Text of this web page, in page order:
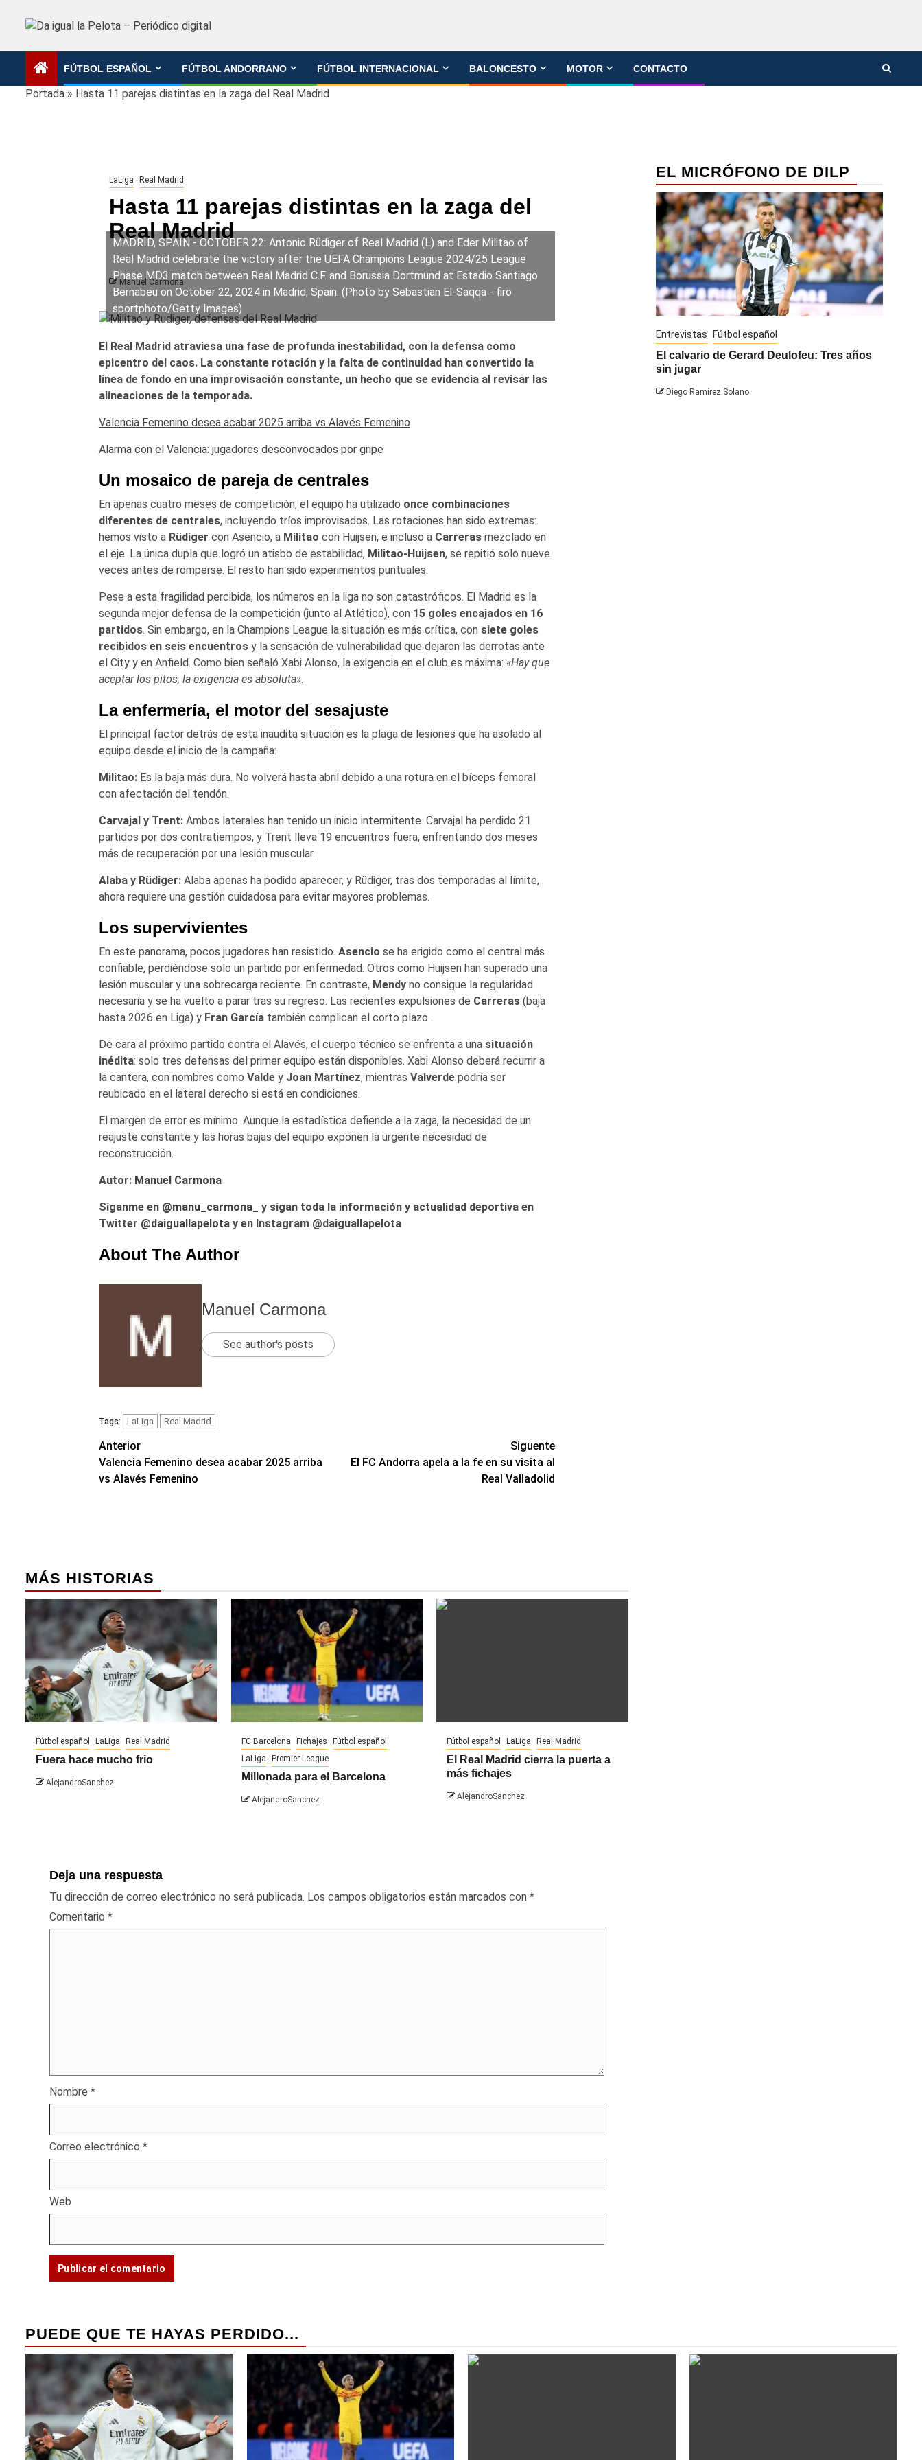
FÚTBOL ESPAÑOL FÚTBOL ANDORRANO FÚTBOL INTERNACIONAL BALONCESTO MOTOR CONTACTO
Portada » Hasta 11 parejas distintas en la zaga del Real Madrid
LaLiga Real Madrid
Hasta 11 parejas distintas en la zaga del
Real Madrid
Manuel Carmona
MADRID, SPAIN - OCTOBER 22: Antonio Rüdiger of Real Madrid (L) and Eder Militao of
Real Madrid celebrate the victory after the UEFA Champions League 2024/25 League
Phase MD3 match between Real Madrid C.F. and Borussia Dortmund at Estadio Santiago
Bernabeu on October 22, 2024 in Madrid, Spain. (Photo by Sebastian El-Saqqa - firo
sportphoto/Getty Images)
El Real Madrid atraviesa una fase de profunda inestabilidad, con la defensa como
epicentro del caos. La constante rotación y la falta de continuidad han convertido la
línea de fondo en una improvisación constante, un hecho que se evidencia al revisar las
alineaciones de la temporada.
Valencia Femenino desea acabar 2025 arriba vs Alavés Femenino
Alarma con el Valencia: jugadores desconvocados por gripe
Un mosaico de pareja de centrales
En apenas cuatro meses de competición, el equipo ha utilizado once combinaciones
diferentes de centrales, incluyendo tríos improvisados. Las rotaciones han sido extremas:
hemos visto a Rüdiger con Asencio, a Militao con Huijsen, e incluso a Carrerasmezclado en
el eje. La única dupla que logró un atisbo de estabilidad, Militao-Huijsen, se repitió solo nueve
veces antes de romperse. El resto han sido experimentos puntuales.
Pese a esta fragilidad percibida, los números en la liga no son catastróficos. El Madrid es la
segunda mejor defensa de la competición (junto al Atlético), con 15 goles encajados en 16
partidos. Sin embargo, en la Champions League la situación es más crítica, con siete goles
recibidos en seis encuentrosy la sensación de vulnerabilidad que dejaron las derrotas ante
el City y en Anfield. Como bien señaló Xabi Alonso, la exigencia en el club es máxima: «Hay que
aceptar los pitos, la exigencia es absoluta».
La enfermería, el motor del sesajuste
El principal factor detrás de esta inaudita situación es la plaga de lesiones que ha asolado al
equipo desde el inicio de la campaña:
Militao:Es la baja más dura. No volverá hasta abril debido a una rotura en el bíceps femoral
con afectación del tendón.
Carvajal y Trent:Ambos laterales han tenido un inicio intermitente. Carvajal ha perdido 21
partidos por dos contratiempos, y Trent lleva 19 encuentros fuera, enfrentando dos meses
más de recuperación por una lesión muscular.
Alaba y Rüdiger:Alaba apenas ha podido aparecer, y Rüdiger, tras dos temporadas al límite,
ahora requiere una gestión cuidadosa para evitar mayores problemas.
Los supervivientes
En este panorama, pocos jugadores han resistido. Asencio se ha erigido como el central más
confiable, perdiéndose solo un partido por enfermedad. Otros como Huijsen han superado una
lesión muscular y una sobrecarga reciente. En contraste, Mendyno consigue la regularidad
necesaria y se ha vuelto a parar tras su regreso. Las recientes expulsiones de Carreras(baja
hasta 2026 en Liga) y Fran Garcíatambién complican el corto plazo.
De cara al próximo partido contra el Alavés, el cuerpo técnico se enfrenta a una situación
inédita: solo tres defensas del primer equipo están disponibles. Xabi Alonso deberá recurrir a
la cantera, con nombres como Valdey Joan Martínez, mientras Valverdepodría ser
reubicado en el lateral derecho si está en condiciones.
El margen de error es mínimo. Aunque la estadística defiende a la zaga, la necesidad de un
reajuste constante y las horas bajas del equipo exponen la urgente necesidad de
reconstrucción.
Autor: Manuel Carmona
Síganme en @manu_carmona_
y sigan toda la información y actualidad deportiva en
Twitter @daiguallapelotay en Instagram @daiguallapelota
About The Author
Manuel Carmona
See author's posts
Tags: LaLiga Real Madrid
Navegación
de
Anterior
Valencia Femenino desea acabar 2025 arriba
vs Alavés Femenino
Siguente
El FC Andorra apela a la fe en su visita al
Real Valladolid
MÁS HISTORIAS
Fútbol español LaLiga Real Madrid
Fuera hace mucho frio
AlejandroSanchez
FC Barcelona Fichajes
Fútbol español
LaLiga
Premier League
Millonada para el Barcelona
AlejandroSanchez
Fútbol español LaLiga Real Madrid
El Real Madrid cierra la puerta a
más fichajes
AlejandroSanchez
Deja una respuesta
Tu dirección de correo electrónico no será publicada. Los campos obligatorios están marcados con *
Comentario *
Nombre *
Correo electrónico *
Web
EL MICRÓFONO DE DILP
Entrevistas Fútbol español
El calvario de Gerard Deulofeu: Tres años
sin jugar
Diego Ramírez Solano
PUEDE QUE TE HAYAS PERDIDO...